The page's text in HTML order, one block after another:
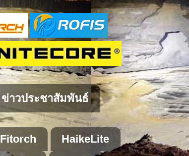
ข่าวประชาสัมพันธ์
Fitorch
HaikeLite